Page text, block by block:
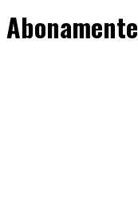
Abonamente